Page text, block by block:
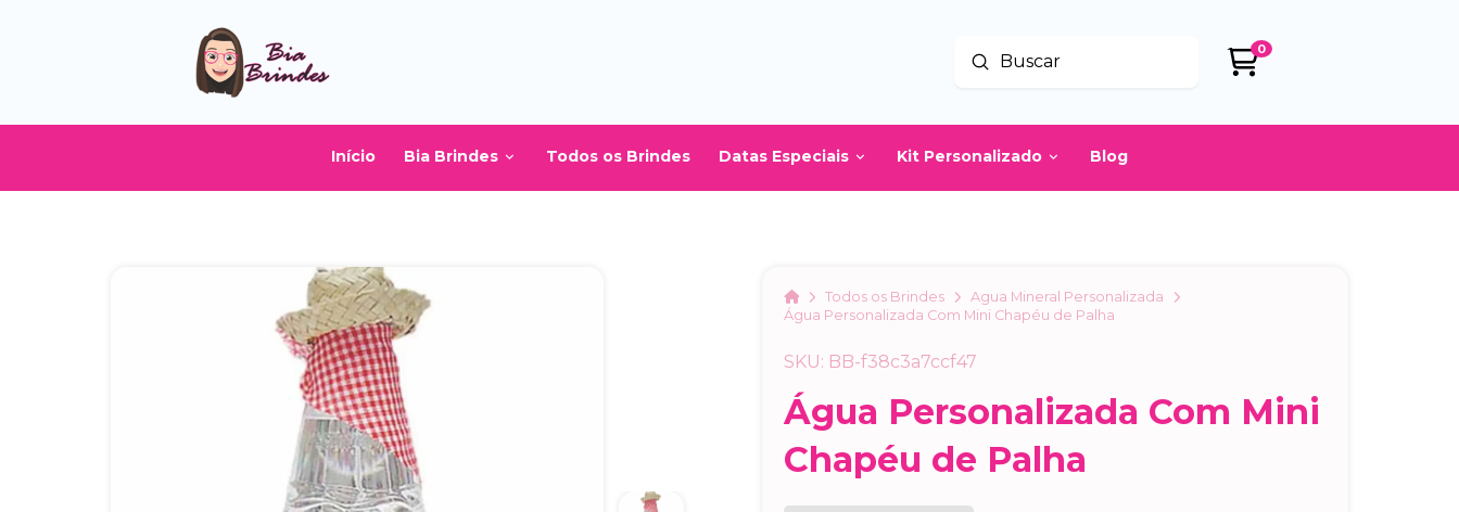
Buscar
Enviar
0
Início Bia Brindes Todos os Brindes Datas Especiais Kit Personalizado Blog
HomeTodos os Brindes
Agua Mineral Personalizada
Água Personalizada Com Mini Chapéu de Palha
SKU: BB-f38c3a7ccf47
Água Personalizada Com Mini
Chapéu de Palha